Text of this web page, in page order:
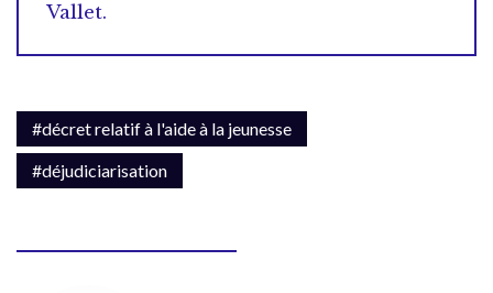
Vallet.
#décret relatif à l'aide à la jeunesse
#déjudiciarisation